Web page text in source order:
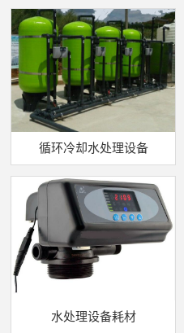
循环冷却水处理设备
水处理设备耗材